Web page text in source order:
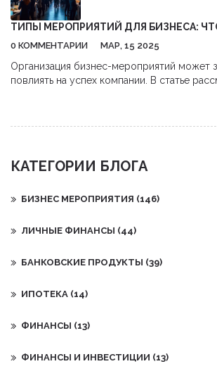
ТИПЫ МЕРОПРИЯТИЙ ДЛЯ БИЗНЕСА:
0 КОММЕНТАРИИ МАР, 15 2025
Организация бизнес-мероприятий может
повлиять на успех компании. В статье
сделать ваше мероприятие незабываемым.
КАТЕГОРИИ БЛОГА
БИЗНЕС МЕРОПРИЯТИЯ (146)
ЛИЧНЫЕ ФИНАНСЫ (44)
БАНКОВСКИЕ ПРОДУКТЫ (39)
ИПОТЕКА (14)
ФИНАНСЫ (13)
ФИНАНСЫ И ИНВЕСТИЦИИ (13)